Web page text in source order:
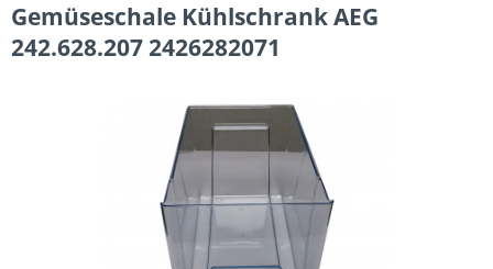
Gemüseschale Kühlschrank AEG
242.628.207 2426282071